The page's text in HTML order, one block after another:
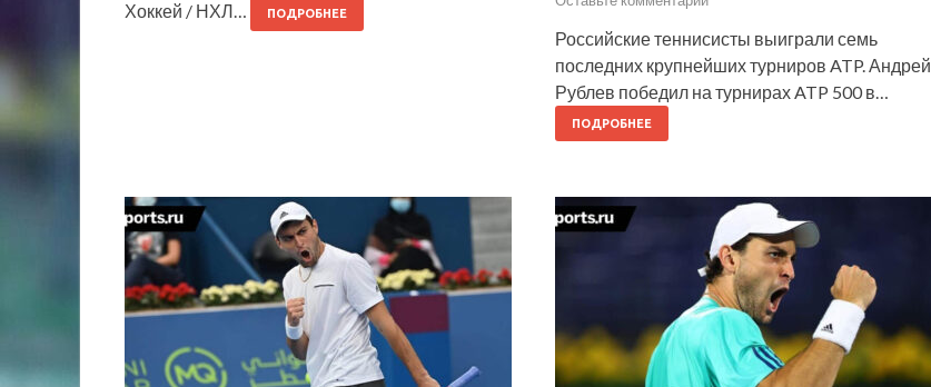
Хоккей / НХЛ… ПОДРОБНЕЕ
Российские теннисисты выиграли семь
последних крупнейших турниров ATP. Андрей
Рублев победил на турнирах ATP 500 в…
ПОДРОБНЕЕ